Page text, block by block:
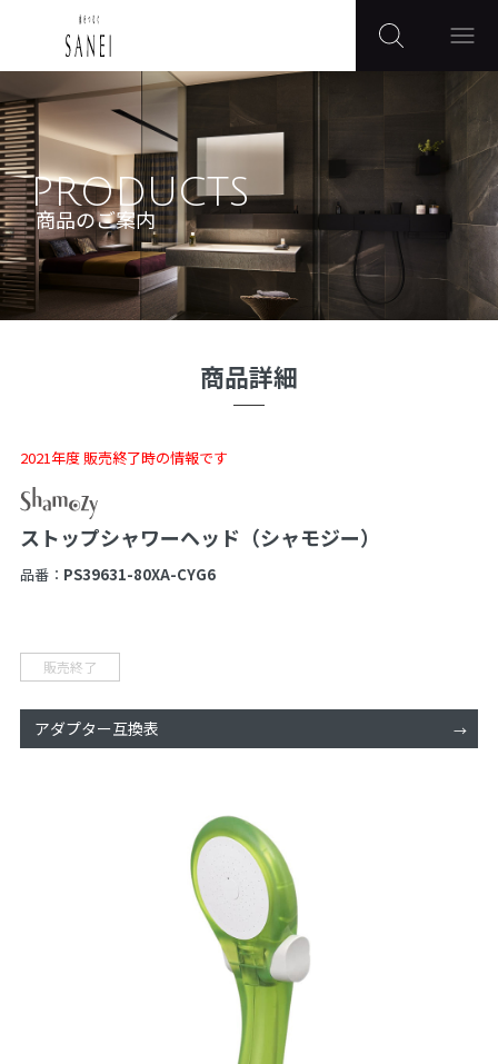
PRODUCTS
商品のご案内
商品詳細
2021年度 販売終了時の情報です
ストップシャワーヘッド（シャモジー）
品番： PS39631-80XA-CYG6
販売終了
アダプター互換表